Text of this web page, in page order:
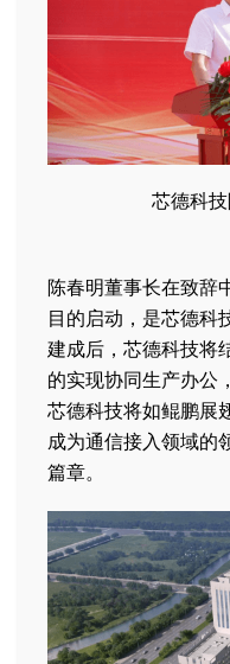
芯德科
陈春明董事长在致辞
目的启动，是芯德科
建成后，芯德科技将
的实现协同生产办公
芯德科技将如鲲鹏展
成为通信接入领域的
篇章。